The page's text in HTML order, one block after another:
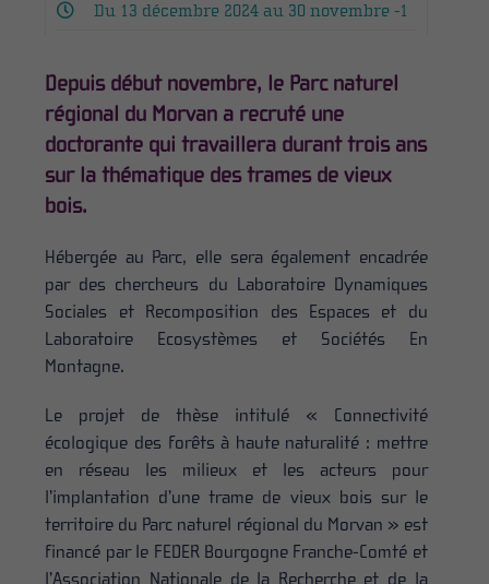
Du 13 décembre 2024 au 30 novembre -1
Depuis début novembre, le Parc naturel
régional du Morvan a recruté une
doctorante qui travaillera durant trois ans
sur la thématique des trames de vieux
bois.
Hébergée au Parc, elle sera également encadrée
par des chercheurs du Laboratoire Dynamiques
Sociales et Recomposition des Espaces et du
Laboratoire Ecosystèmes et Sociétés En
Montagne.
Le projet de thèse intitulé « Connectivité
écologique des forêts à haute naturalité : mettre
en réseau les milieux et les acteurs pour
l’implantation d’une trame de vieux bois sur le
territoire du Parc naturel régional du Morvan » est
financé par le FEDER Bourgogne Franche-Comté et
l’Association Nationale de la Recherche et de la